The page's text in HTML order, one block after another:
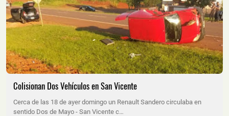
Colisionan Dos Vehículos en San Vicente
Cerca de las 18 de ayer domingo un Renault Sandero circulaba en
sentido Dos de Mayo - San Vicente c…